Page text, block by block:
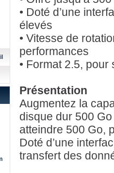
• Doté d’une
élevés
• Vitesse de
performances
• Format 2.5,
Présentation
Augmentez la
disque dur 500
atteindre 500 Go,
Doté d’une
transfert des